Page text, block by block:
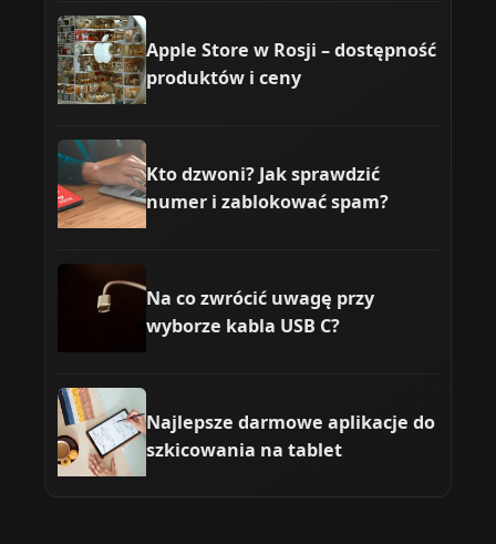
Apple Store w Rosji – dostępność
produktów i ceny
Kto dzwoni? Jak sprawdzić
numer i zablokować spam?
Na co zwrócić uwagę przy
wyborze kabla USB C?
Najlepsze darmowe aplikacje do
szkicowania na tablet